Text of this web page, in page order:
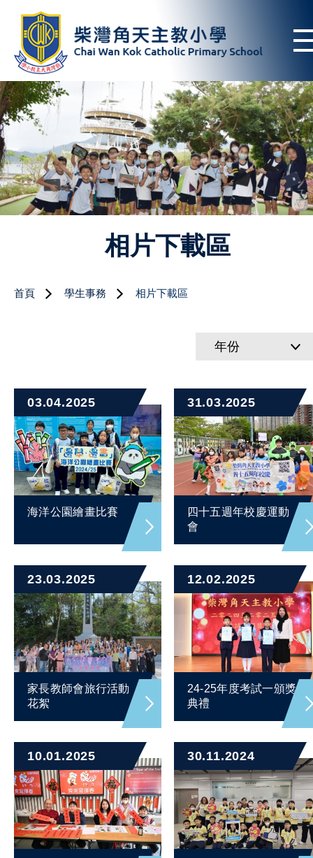
相片下載區
首頁 學生事務 相片下載區
年份
03.04.2025
海洋公園繪畫比賽
31.03.2025
四十五週年校慶運動
會
23.03.2025
家長教師會旅行活動
花絮
12.02.2025
24-25年度考試一頒獎
典禮
10.01.2025 30.11.2024